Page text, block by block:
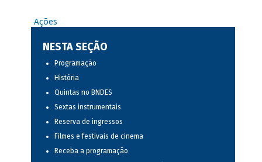
Ações
NESTA SEÇÃO
Programação
História
Quintas no BNDES
Sextas instrumentais
Reserva de ingressos
Filmes e festivais de cinema
Receba a programação